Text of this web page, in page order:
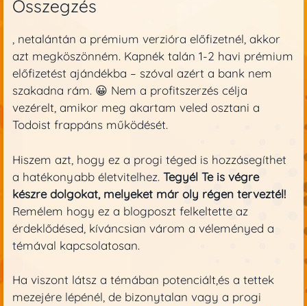
Összegzés
, netalántán a prémium verzióra előfizetnél, akkor
azt megköszönném. Kapnék talán 1-2 havi prémium
előfizetést ajándékba – szóval azért a bank nem
szakadna rám. 😀 Nem a profitszerzés célja
vezérelt, amikor meg akartam veled osztani a
Todoist frappáns működését.
Hiszem azt, hogy ez a progi téged is hozzásegíthet
a hatékonyabb életvitelhez.Tegyél Te is végre
készre dolgokat, melyeket már oly régen terveztél!
Remélem hogy ez a blogposzt felkeltette az
érdeklődésed, kíváncsian várom a véleményed a
témával kapcsolatosan.
Ha viszont látsz a témában potenciált,és a tettek
mezejére lépénél, de bizonytalan vagy a progi